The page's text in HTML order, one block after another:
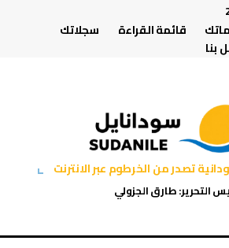
قائمة القراءة
سجلاتك
بنا
تصدر من الخرطوم عبر الانترنت
التحرير: طارق الجزولي